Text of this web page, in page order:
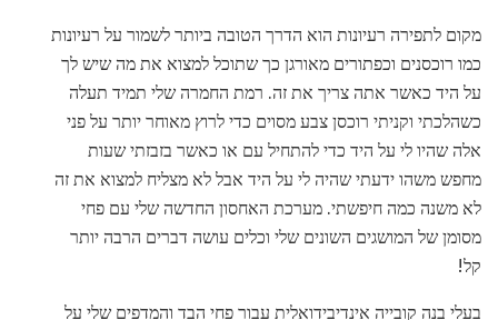
מקום לתפירה רעיונות הוא הדרך הטובה ביותר לשמור על רעיונות
כמו רוכסנים וכפתורים מאורגן כך שתוכל למצוא את מה שיש לך
על היד כאשר אתה צריך את זה. רמת החמרה שלי תמיד תעלה
כשהלכתי וקניתי רוכסן צבע מסוים כדי לרוץ מאוחר יותר על פני
אלה שהיו לי על היד כדי להתחיל עם או כאשר בזבזתי שעות
מחפש משהו ידעתי שהיה לי על היד אבל לא מצליח למצוא את זה
לא משנה כמה חיפשתי. מערכת האחסון החדשה שלי עם פחי
מסומן של המושגים השונים שלי וכלים עושה דברים הרבה יותר
קל!
בעלי בנה קובייה אינדיבידואלית עבור פחי הבד והמדפים שלי על